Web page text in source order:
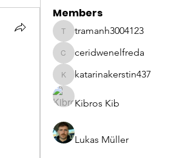
Members
tramanh3004123
tramanh3004123
ceridwenelfreda
ceridwenelfreda
katarinakerstin437
katarinakerstin437
Kibros Kib
Lukas Müller